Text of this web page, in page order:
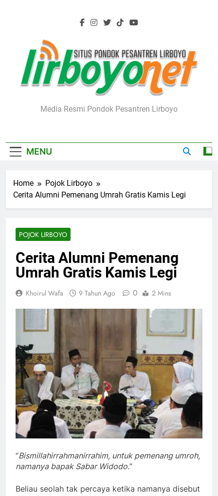
Lirboyo.net
Media Resmi Pondok Pesantren Lirboyo
MENU
Home
Pojok Lirboyo
Cerita Alumni Pemenang Umrah Gratis Kamis Legi
POJOK LIRBOYO
Cerita Alumni Pemenang
Umrah Gratis Kamis Legi
Khoirul Wafa 9 Tahun Ago 0 2 Mins
“Bismillahirrahmanirrahim, untuk pemenang umroh,
namanya bapak Sabar Widodo.”
Beliau seolah tak percaya ketika namanya disebut